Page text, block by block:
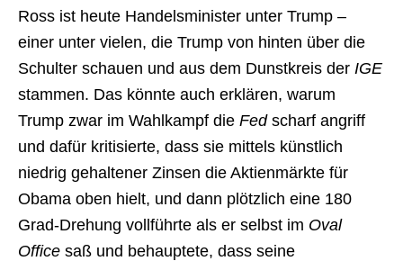
Ross ist heute Handelsminister unter Trump –
einer unter vielen, die Trump von hinten über die
Schulter schauen und aus dem Dunstkreis der IGE
stammen. Das könnte auch erklären, warum
Trump zwar im Wahlkampf die Fedscharf angriff
und dafür kritisierte, dass sie mittels künstlich
niedrig gehaltener Zinsen die Aktienmärkte für
Obama oben hielt, und dann plötzlich eine 180
Grad-Drehung vollführte als er selbst im Oval
Office saß und behauptete, dass seine